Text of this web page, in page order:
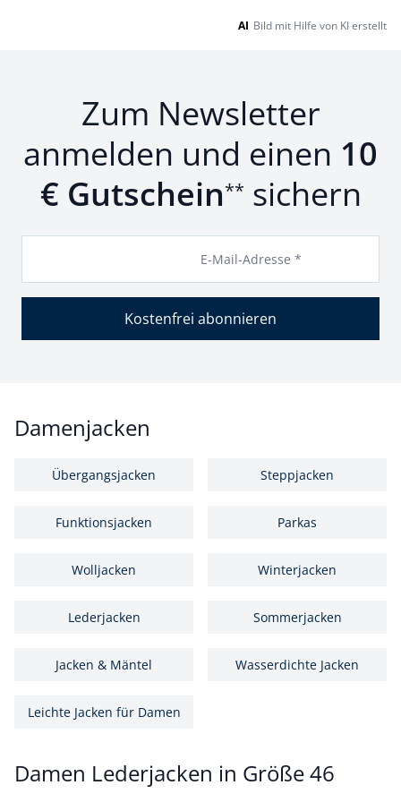
AI Bild mit Hilfe von KI erstellt
Zum Newsletter
anmelden und einen 10
€ Gutschein** sichern
E-Mail-Adresse *
Kostenfrei abonnieren
Damenjacken
Übergangsjacken Steppjacken
Funktionsjacken Parkas
Wolljacken Winterjacken
Lederjacken Sommerjacken
Jacken & Mäntel Wasserdichte Jacken
Leichte Jacken für Damen
Damen Lederjacken in Größe 46